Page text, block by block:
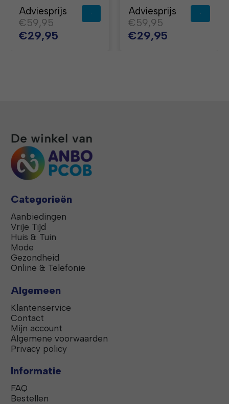
Adviesprijs
€59,95
€29,95
Adviesprijs
€59,95
€29,95
Categorieën
Aanbiedingen
Vrije Tijd
Huis & Tuin
Mode
Gezondheid
Online & Telefonie
Algemeen
Klantenservice
Contact
Mijn account
Algemene voorwaarden
Privacy policy
Informatie
FAQ
Bestellen